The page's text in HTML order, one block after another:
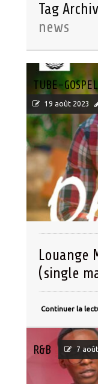
Tag
news
TUBE-
19 août 2023
Louange
(single
Continuer la
R&B 7